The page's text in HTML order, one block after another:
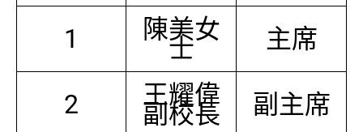
1
陳美女
士 主席
2 王耀偉
副校長 副主席